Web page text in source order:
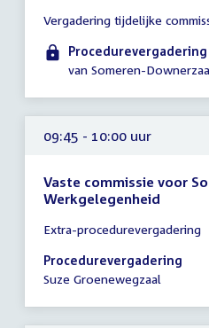
vergadering
09:00
-
uur
Vergadering tijdelijke
Procedurevergadering
van Someren-
09:45 - 10:00 uur
Vaste commissie voor
Werkgelegenheid
vergadering
09:45
-
uur
Extra-procedurevergadering
Procedurevergadering
Suze Groenewegzaal